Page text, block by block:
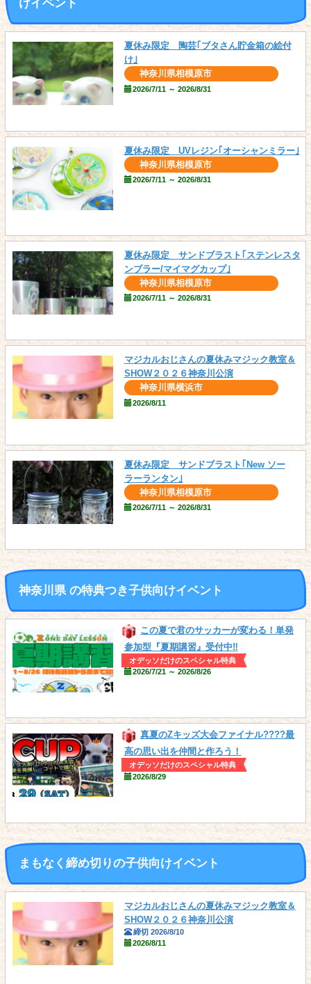
けイベント
夏休み限定 陶芸｢ブタさん貯金箱の絵付
け｣
神奈川県相模原市
2026/7/11 ～ 2026/8/31
夏休み限定 UVレジン｢オーシャンミラー｣
神奈川県相模原市
2026/7/11 ～ 2026/8/31
夏休み限定 サンドブラスト｢ステンレスタ
ンブラー/マイマグカップ｣
神奈川県相模原市
2026/7/11 ～ 2026/8/31
マジカルおじさんの夏休みマジック教室＆
SHOW２０２６神奈川公演
神奈川県横浜市
2026/8/11
夏休み限定 サンドブラスト｢New ソー
ラーランタン｣
神奈川県相模原市
2026/7/11 ～ 2026/8/31
神奈川県 の特典つき子供向けイベント
この夏で君のサッカーが変わる！単発
参加型『夏期講習』受付中‼
オデッソだけのスペシャル特典
2026/7/21 ～ 2026/8/26
真夏のZキッズ大会ファイナル????最
高の思い出を仲間と作ろう！
オデッソだけのスペシャル特典
2026/8/29
まもなく締め切りの子供向けイベント
マジカルおじさんの夏休みマジック教室＆
SHOW２０２６神奈川公演
締切 2026/8/10
2026/8/11